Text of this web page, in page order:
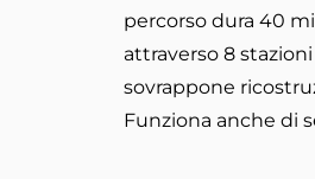
percorso dura 40
attraverso 8
sovrappone
Funziona anche di